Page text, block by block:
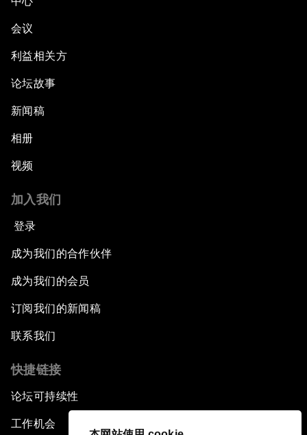
会议
利益相关方
论坛故事
新闻稿
相册
视频
加入我们
登录
成为我们的合作伙伴
成为我们的会员
订阅我们的新闻稿
联系我们
快捷链接
论坛可持续性
工作机会